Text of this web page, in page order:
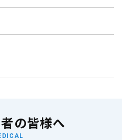
の皆様へ